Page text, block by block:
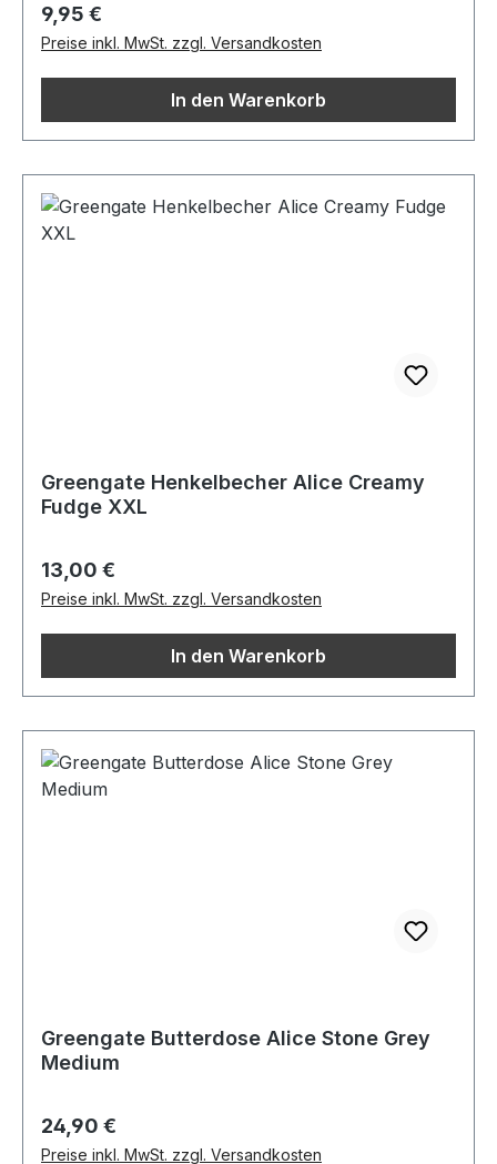
Regulärer Preis:
9,95 €
Preise inkl. MwSt. zzgl. Versandkosten
In den Warenkorb
Greengate Henkelbecher Alice Creamy
Fudge XXL
Regulärer Preis:
13,00 €
Preise inkl. MwSt. zzgl. Versandkosten
In den Warenkorb
Greengate Butterdose Alice Stone Grey
Medium
Regulärer Preis:
24,90 €
Preise inkl. MwSt. zzgl. Versandkosten